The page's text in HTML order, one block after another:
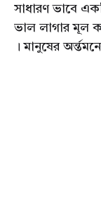
সাধারণ ভাবে
ভাল লাগার মূল
। মানুষের